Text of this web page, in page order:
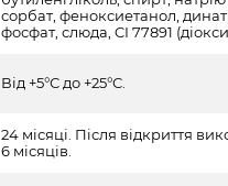
сорбат, феноксиетанол,
фосфат, слюда, CI 77891
Від +5°С до +25°С.
24 місяці. Після відкриття
6 місяців.